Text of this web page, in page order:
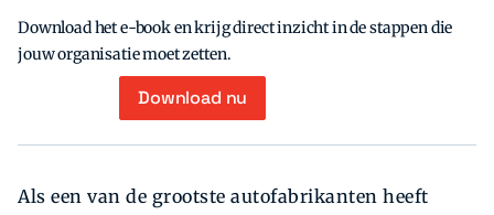
Download het e-book en krijg direct inzicht in de stappen die
jouw organisatie moet zetten.
Download nu
Als een van de grootste autofabrikanten heeft